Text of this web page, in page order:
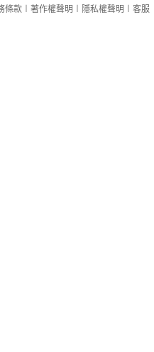
條款 著作權聲明 隱私權聲明 客服